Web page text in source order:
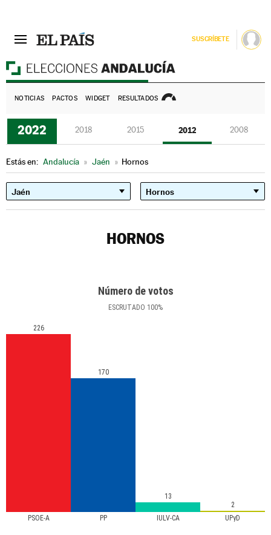
SUSCRÍBETE
NOTICIAS PACTOS WIDGET RESULTADOS
2022 2018 2015 2012 2008
Estás en: Andalucía » Jaén » Hornos
HORNOS
Número de votos
ESCRUTADO 100%
PSOE-A PP IULV-CA UPyD
226
170
13
2